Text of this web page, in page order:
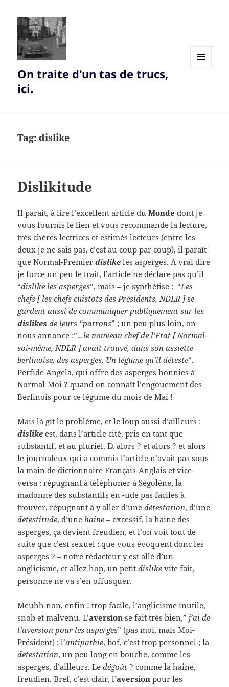
On traite d'un tas de trucs,
ici.
Tag:dislike
Dislikitude
Il paraît, à lire l’excellent article duMondedont je
vous fournis le lien et vous recommande la lecture,
très chères lectrices et estimés lecteurs (entre les
deux je ne sais pas, c’est au coup par coup), il paraît
que Normal-Premierdislikeles asperges. A vrai dire
je force un peu le trait, l’article ne déclare pas qu’il
“dislike les asperges“, mais – je synthétise : “Les
chefs [ les chefs cuistots des Présidents, NDLR ] se
gardent aussi de communiquer publiquement sur les
dislikesde leurs “patrons” ; un peu plus loin, on
nous annonce :”...le nouveau chef de l’Etat [ Normal-
soi-même, NDLR ] avait trouvé, dans son assiette
berlinoise, des asperges. Un légume qu’il déteste“.
Perfide Angela, qui offre des asperges honnies à
Normal-Moi ? quand on connaît l’engouement des
Berlinois pour ce légume du mois de Mai !
Mais là git le problème, et le loup aussi d’ailleurs :
dislikeest, dans l’article cité, pris en tant que
substantif, et au pluriel. Et alors ? et alors ? et alors
le journaleux qui a commis l’article n’avait pas sous
la main de dictionnaire Français-Anglais et vice-
versa : répugnant à téléphoner à Ségolène, la
madonne des substantifs en -ude pas faciles à
trouver, répugnant à y aller d’unedétestation, d’une
détestitude, d’unehaine– excessif, la haine des
asperges, ça devient freudien, et l’on voit tout de
suite que c’est sexuel : que vous évoquent donc les
asperges ? – notre rédacteur y est allé d’un
anglicisme, et allez hop, un petitdislikevite fait,
personne ne va s’en offusquer.
Meuhh non, enfin ! trop facile, l’anglicisme inutile,
snob et malvenu. L’aversionse fait très bien,”j’ai de
l’aversion pour les asperges” (pas moi, mais Moi-
Président) ; l’antipathie, bof, c’est trop personnel ; la
détestation, un peu long en bouche, comme les
asperges, d’ailleurs. Ledégoût? comme la haine,
freudien. Bref, c’est clair, l’aversionpour les